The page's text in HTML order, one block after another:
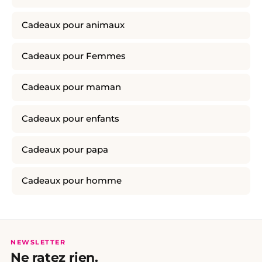
Cadeaux pour animaux
Cadeaux pour Femmes
Cadeaux pour maman
Cadeaux pour enfants
Cadeaux pour papa
Cadeaux pour homme
NEWSLETTER
Ne ratez rien.